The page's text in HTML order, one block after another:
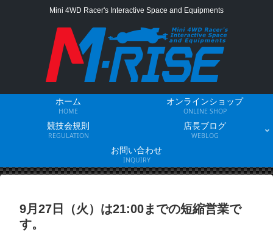
Mini 4WD Racer's Interactive Space and Equipments
ホーム
HOME
オンラインショップ
ONLINE SHOP
競技会規則
REGULATION
店長ブログ
WEBLOG
お問い合わせ
INQUIRY
9月27日（火）は21:00までの短縮営業で
す。